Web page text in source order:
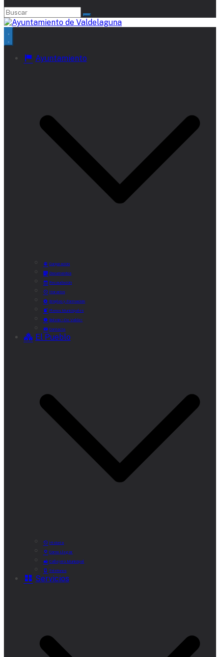
Ayuntamiento
Corporación
Documentos
Recaudación
Horarios
Empleo y Formación
Plenos Municipales
Boletín «De Valde»
Contacta
El Pueblo
Historia
Cómo Llegar
Callejero Municipal
Teléfonos
Servicios